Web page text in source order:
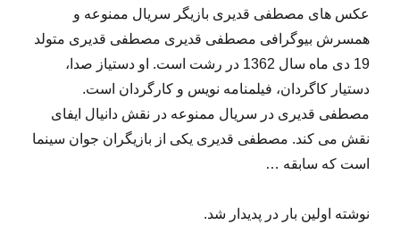
عکس های مصطفی قدیری بازیگر سریال ممنوعه و
همسرش بیوگرافی مصطفی قدیری مصطفی قدیری متولد
19 دی ماه سال 1362 در رشت است. او دستیاز صدا،
دستیار کاگردان، فیلمنامه نویس و کارگردان است.
مصطفی قدیری در سریال ممنوعه در نقش دانیال ایفای
نقش می کند. مصطفی قدیری یکی از بازیگران جوان سینما
است که سابقه …
نوشته اولین بار در پدیدار شد.